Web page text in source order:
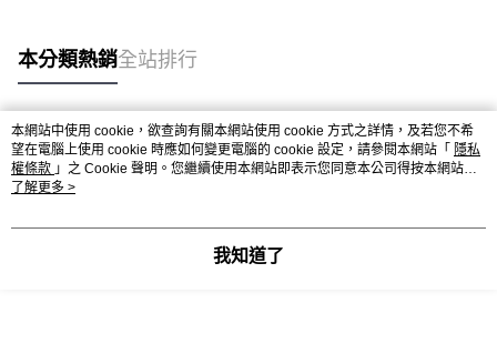
本分類熱銷全站排行
熱門標籤
本網站中使用 cookie，欲查詢有關本網站使用 cookie 方式之詳情，及若您不希
望在電腦上使用 cookie 時應如何變更電腦的 cookie 設定，請參閱本網站「 隱私
權條款 」之 Cookie 聲明。您繼續使用本網站即表示您同意本公司得按本網站使
用條款之 Cookie 聲明使用 cookie。
了解更多 >
我知道了